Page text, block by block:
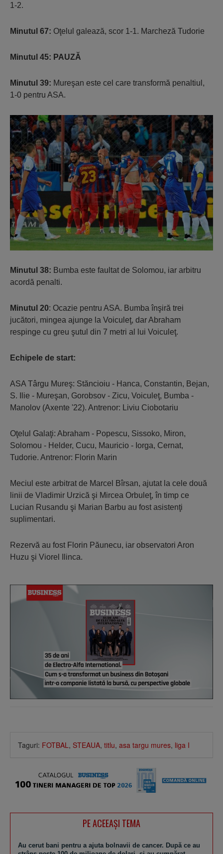
1-2.
Minutul 67: Oţelul galează, scor 1-1. Marcheză Tudorie
Minutul 45: PAUZĂ
Minutul 39: Mureşan este cel care transformă penaltiul,
1-0 pentru ASA.
Minutul 38: Bumba este faultat de Solomou, iar arbitru
acordă penalti.
Minutul 20: Ocazie pentru ASA. Bumba înşiră trei
jucători, mingea ajunge la Voiculeţ, dar Abraham
respinge cu greu şutul din 7 metri al lui Voiculeţ.
Echipele de start:
ASA Târgu Mureş: Stăncioiu - Hanca, Constantin, Bejan,
S. Ilie - Mureşan, Gorobsov - Zicu, Voiculeţ, Bumba -
Manolov (Axente '22). Antrenor: Liviu Ciobotariu
Oţelul Galaţi: Abraham - Popescu, Sissoko, Miron,
Solomou - Helder, Cucu, Mauricio - Iorga, Cernat,
Tudorie. Antrenor: Florin Marin
Meciul este arbitrat de Marcel Bîrsan, ajutat la cele două
linii de Vladimir Urzică şi Mircea Orbuleţ, în timp ce
Lucian Rusandu şi Marian Barbu au fost asistenţi
suplimentari.
Rezervă au fost Florin Păunecu, iar observatori Aron
Huzu şi Viorel Ilinca.
Taguri: FOTBAL , STEAUA, titlu, asa targu mures, liga I
PE ACEEAŞI TEMA
Au cerut bani pentru a ajuta bolnavii de cancer. După ce au